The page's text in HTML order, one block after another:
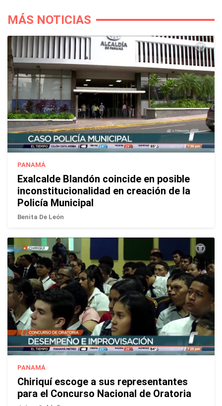
MÁS NOTICIAS
PANAMÁ
Exalcalde Blandón coincide en posible
inconstitucionalidad en creación de la
Policía Municipal
Benita De León
PANAMÁ
Chiriquí escoge a sus representantes
para el Concurso Nacional de Oratoria